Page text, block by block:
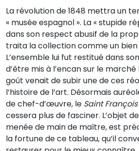
La révolution de 1848 mettra un
« musée espagnol ». La « stupide
dans son respect abusif de la
traita la collection comme un bien
L’ensemble lui fut restitué dans
d’être mis à l’encan sur le
goût venait de subir une de ces
l’histoire de l’art. Désormais
de chef-d’œuvre, le Saint François
cessera plus de fasciner. L’objet
menée de main de maître, est
la fortune de ce tableau, qu’il